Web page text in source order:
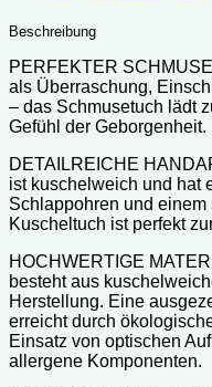
Beschreibung
PERFEKTER
als Überraschung,
– das Schmusetuch lädt
Gefühl der Geborgenheit.
DETAILREICHE
ist kuschelweich und hat
Schlappohren und
Kuscheltuch ist perfekt
HOCHWERTIGE
besteht aus
Herstellung. Eine
erreicht durch
Einsatz von optischen
allergene Komponenten.